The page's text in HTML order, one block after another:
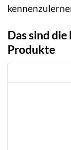
Das sind
Produkte